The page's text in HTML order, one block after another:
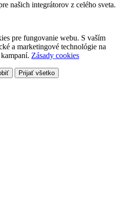
našich integrátorov z celého sveta.
pre fungovanie webu. S vaším
a marketingové technológie na
Zásady cookies
Prijať všetko